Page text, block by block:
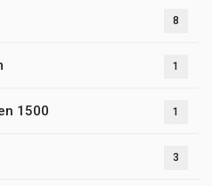
8
1
1500 1
3